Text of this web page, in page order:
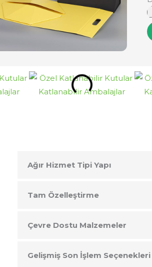
Ağır Hizmet Tipi Yapı
Tam Özelleştirme
Çevre Dostu Malzemeler
Gelişmiş Son İşlem Seçenekleri